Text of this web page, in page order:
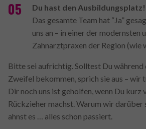
Du hast den Ausbildungsplatz!
Das gesamte Team hat “Ja”
uns an – in einer der modernsten
Zahnarztpraxen der Region (wie
Bitte sei aufrichtig. Solltest Du während
Zweifel bekommen, sprich sie aus – wir
Dir noch uns ist geholfen, wenn Du kurz
Rückzieher machst. Warum wir darüber
ahnst es … alles schon passiert.